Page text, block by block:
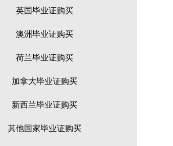
英国毕业证购买
澳洲毕业证购买
荷兰毕业证购买
加拿大毕业证购买
新西兰毕业证购买
其他国家毕业证购买